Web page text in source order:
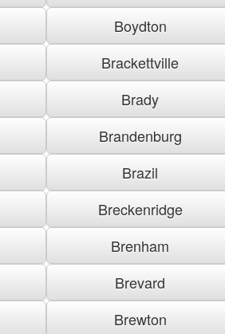
Boydton
Brackettville
Brady
Brandenburg
Brazil
Breckenridge
Brenham
Brevard
Brewton